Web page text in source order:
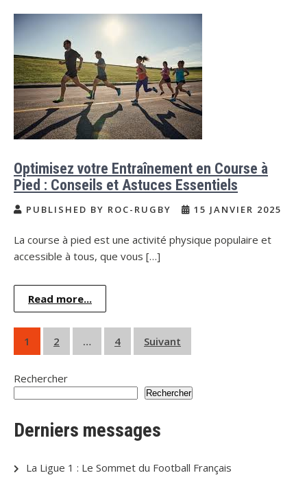
Optimisez votre Entraînement en Course à
Pied : Conseils et Astuces Essentiels
PUBLISHED BY ROC-RUGBY 15 JANVIER 2025
La course à pied est une activité physique populaire et
accessible à tous, que vous […]
Read more...
Pagination
des
publications
1 2 … 4 Suivant
Rechercher
Rechercher
Derniers messages
La Ligue 1 : Le Sommet du Football Français